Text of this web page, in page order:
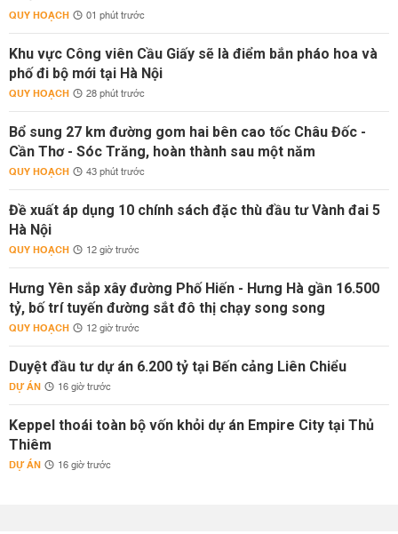
QUY HOẠCH 01 phút trước
Khu vực Công viên Cầu Giấy sẽ là điểm bắn pháo hoa và
phố đi bộ mới tại Hà Nội
QUY HOẠCH 28 phút trước
Bổ sung 27 km đường gom hai bên cao tốc Châu Đốc -
Cần Thơ - Sóc Trăng, hoàn thành sau một năm
QUY HOẠCH 43 phút trước
Đề xuất áp dụng 10 chính sách đặc thù đầu tư Vành đai 5
Hà Nội
QUY HOẠCH 12 giờ trước
Hưng Yên sắp xây đường Phố Hiến - Hưng Hà gần 16.500
tỷ, bố trí tuyến đường sắt đô thị chạy song song
QUY HOẠCH 12 giờ trước
Duyệt đầu tư dự án 6.200 tỷ tại Bến cảng Liên Chiểu
DỰ ÁN 16 giờ trước
Keppel thoái toàn bộ vốn khỏi dự án Empire City tại Thủ
Thiêm
DỰ ÁN 16 giờ trước